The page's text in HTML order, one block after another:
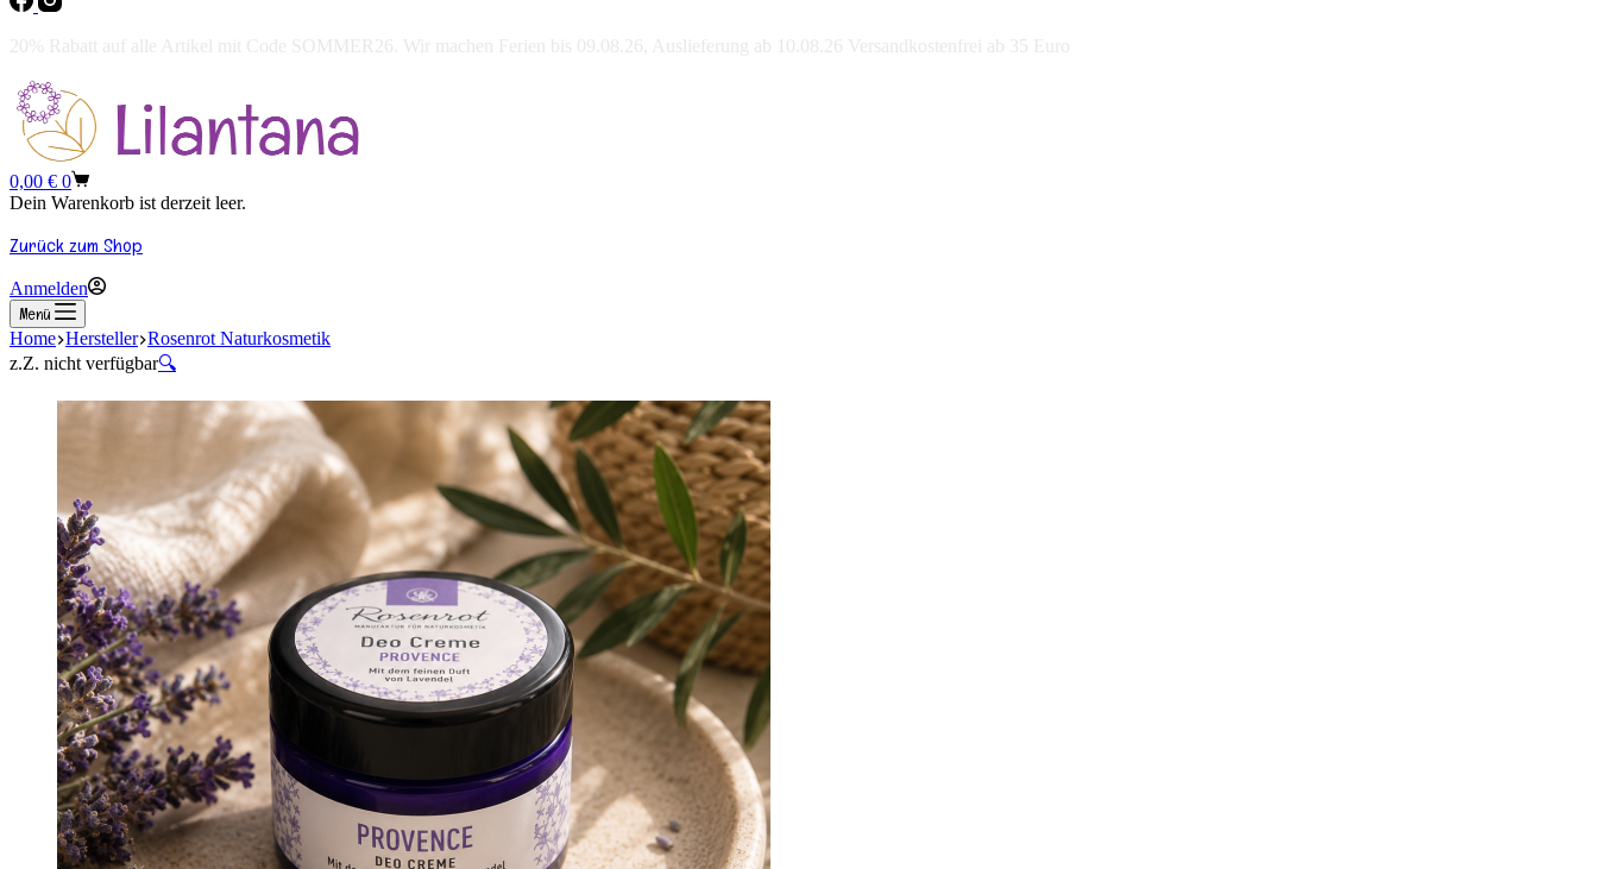
20% Rabatt auf alle Artikel mit Code SOMMER26. Wir machen Ferien bis 09.08.26, Auslieferung ab 10.08.26 Versandkostenfrei ab 35 Euro
Warenkorb
0,00 € 0
Dein Warenkorb ist derzeit leer.
Zurück zum Shop
Anmelden
Menü
Home Hersteller Rosenrot Naturkosmetik
z.Z. nicht verfügbar🔍